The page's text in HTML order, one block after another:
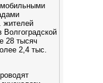
жителей
Волгоградской
28 тысяч
2,4 тыс.